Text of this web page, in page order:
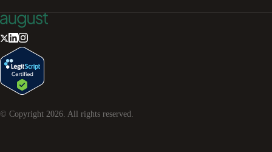
© Copyright 2026 . All rights reserved.